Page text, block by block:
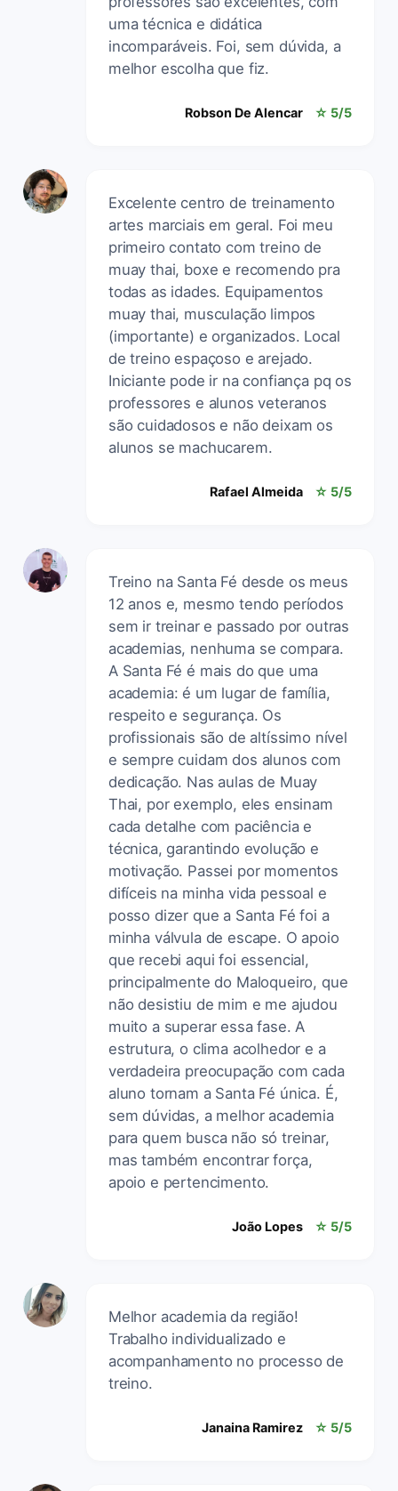
uma técnica e didática
incomparáveis. Foi, sem dúvida, a
melhor escolha que fiz.
Robson De Alencar ☆ 5/5
Excelente centro de treinamento
artes marciais em geral. Foi meu
primeiro contato com treino de
muay thai, boxe e recomendo pra
todas as idades. Equipamentos
muay thai, musculação limpos
(importante) e organizados. Local
de treino espaçoso e arejado.
Iniciante pode ir na confiança pq os
professores e alunos veteranos
são cuidadosos e não deixam os
alunos se machucarem.
Rafael Almeida ☆ 5/5
Treino na Santa Fé desde os meus
12 anos e, mesmo tendo períodos
sem ir treinar e passado por outras
academias, nenhuma se compara.
A Santa Fé é mais do que uma
academia: é um lugar de família,
respeito e segurança. Os
profissionais são de altíssimo nível
e sempre cuidam dos alunos com
dedicação. Nas aulas de Muay
Thai, por exemplo, eles ensinam
cada detalhe com paciência e
técnica, garantindo evolução e
motivação. Passei por momentos
difíceis na minha vida pessoal e
posso dizer que a Santa Fé foi a
minha válvula de escape. O apoio
que recebi aqui foi essencial,
principalmente do Maloqueiro, que
não desistiu de mim e me ajudou
muito a superar essa fase. A
estrutura, o clima acolhedor e a
verdadeira preocupação com cada
aluno tornam a Santa Fé única. É,
sem dúvidas, a melhor academia
para quem busca não só treinar,
mas também encontrar força,
apoio e pertencimento.
João Lopes ☆ 5/5
Melhor academia da região!
Trabalho individualizado e
acompanhamento no processo de
treino.
Janaina Ramirez ☆ 5/5